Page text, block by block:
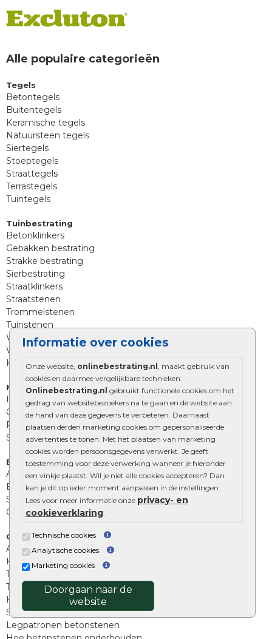
Informatie over cookies
Onze website, onlinebestrating.nl
, maakt gebruik van
cookies en daarmee vergelijkbare technieken.
Onlinebestrating.nl gebruikt functionele cookies om het
gedrag van websitebezoekers na te gaan en de website aan
de hand van deze gegevens te verbeteren. Daarnaast
plaatsen derden marketing cookies om gepersonaliseerde
advertenties te tonen. Met het plaatsen van marketing
cookies worden persoonsgegevens verwerkt. Je geeft
toestemming voor deze verwerking wanneer je hieronder
een vinkje plaatst. Wil je niet alle cookies accepteren? Dan
kan je dit op ieder moment aanpassen in de instellingen.
Lees voor meer informatie onze privacy- en
cookieverklaring
Technische cookies
Analytische cookies
Marketing cookies
Doorgaan naar de
website
Alle populaire categorieën
Tegels
Betontegels
Buitentegels
Keramische tegels
Natuursteen tegels
Siertegels
Stoeptegels
Straattegels
Terrastegels
Tuintegels
Tuinbestrating
Betonklinkers
Gebakken bestrating
Strakke bestrating
Sierbestrating
Straatklinkers
Straatstenen
Trommelstenen
Tuinstenen
Waalformaat
Wildverband bestrating
Kingstones
Muurelementen
Betonbielzen
Opsluitbanden
Palissades
Stapelblokken
Extra benodigdheden
Afwatering en diversen
Beplantings en betonelementen
Split, grind en zand
Oprit tegels
Overig
Aanbiedingen
Kunstgras
Tuintegels outlet
Terrastegels leggen
Hoe richt ik een landelijke tuin in?
Sierbestrating schoonmaken
Legpatronen betonstenen